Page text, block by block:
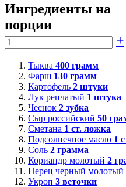
Ингредиенты на
порции
+
Тыква 400 грамм
Фарш 130 грамм
Картофель 2 штуки
Лук репчатый 1 штука
Чеснок 2 зубка
Сыр российский 50
Сметана 1 ст. ложка
Подсолнечное масло 1
Соль 2 грамма
Кориандр молотый 2
Перец черный молотый
Укроп 3 веточки